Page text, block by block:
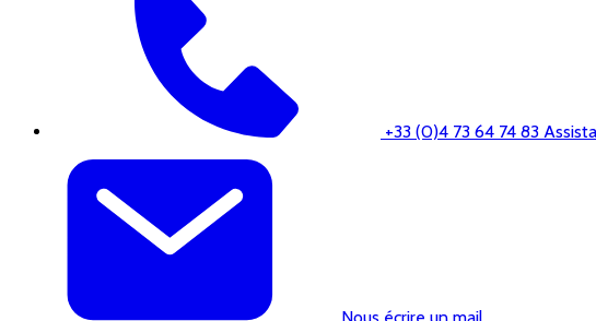
+33 (0)4 73 64 74 83
Nous écrire un mail